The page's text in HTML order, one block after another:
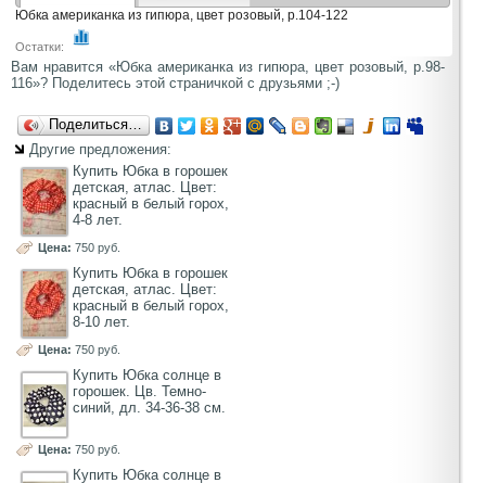
Юбка американка из гипюра, цвет розовый, р.104-122
Остатки:
Вам нравится «Юбка американка из гипюра, цвет розовый, р.98-
116»? Поделитесь этой страничкой с друзьями ;-)
Поделиться…
Другие предложения:
Купить Юбка в горошек
детская, атлас. Цвет:
красный в белый горох,
4-8 лет.
Цена: 750 руб.
Купить Юбка в горошек
детская, атлас. Цвет:
красный в белый горох,
8-10 лет.
Цена: 750 руб.
Купить Юбка солнце в
горошек. Цв. Темно-
синий, дл. 34-36-38 см.
Цена: 750 руб.
Купить Юбка солнце в